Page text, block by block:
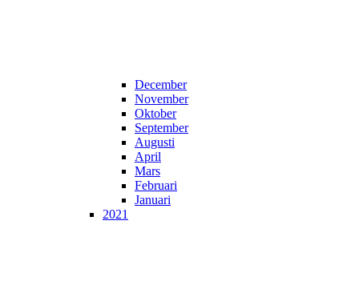
December
November
Oktober
September
Augusti
April
Mars
Februari
Januari
2021